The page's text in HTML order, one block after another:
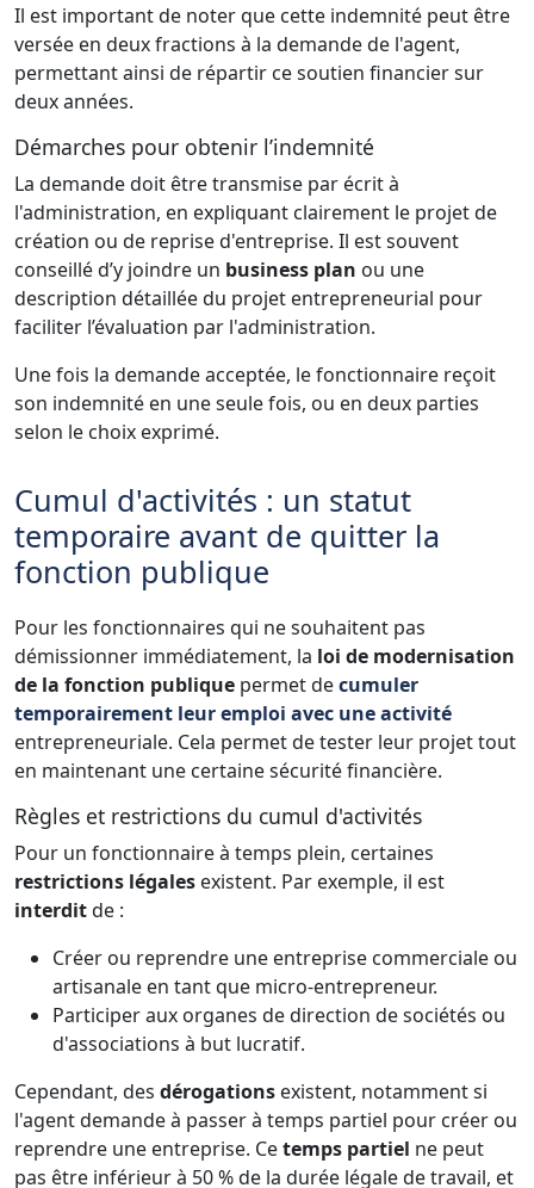
Il est important de noter que cette indemnité peut être
versée en deux fractions à la demande de l'agent,
permettant ainsi de répartir ce soutien financier sur
deux années.
Démarches pour obtenir l’indemnité
La demande doit être transmise par écrit à
l'administration, en expliquant clairement le projet de
création ou de reprise d'entreprise. Il est souvent
conseillé d’y joindre un business plan ou une
description détaillée du projet entrepreneurial pour
faciliter l’évaluation par l'administration.
Une fois la demande acceptée, le fonctionnaire reçoit
son indemnité en une seule fois, ou en deux parties
selon le choix exprimé.
Cumul d'activités : un statut
temporaire avant de quitter la
fonction publique
Pour les fonctionnaires qui ne souhaitent pas
démissionner immédiatement, la loi de modernisation
de la fonction publique permet decumuler
temporairement leur emploi avec une activité
entrepreneuriale. Cela permet de tester leur projet tout
en maintenant une certaine sécurité financière.
Règles et restrictions du cumul d'activités
Pour un fonctionnaire à temps plein, certaines
restrictions légales existent. Par exemple, il est
interditde :
Créer ou reprendre une entreprise commerciale ou
artisanale en tant que micro-entrepreneur.
Participer aux organes de direction de sociétés ou
d'associations à but lucratif.
Cependant, des dérogations existent, notamment si
l'agent demande à passer à temps partiel pour créer ou
reprendre une entreprise. Cetemps partiel ne peut
pas être inférieur à 50 % de la durée légale de travail, et